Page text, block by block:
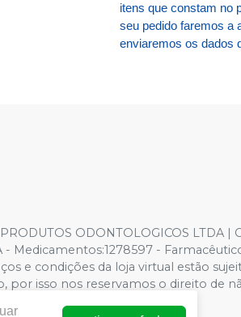
itens que constam no
seu pedido faremos a
enviaremos os dados
ODONTOLOGICOS LTDA |
-
e condições da loja virtual estão
por isso nos reservamos o direito de